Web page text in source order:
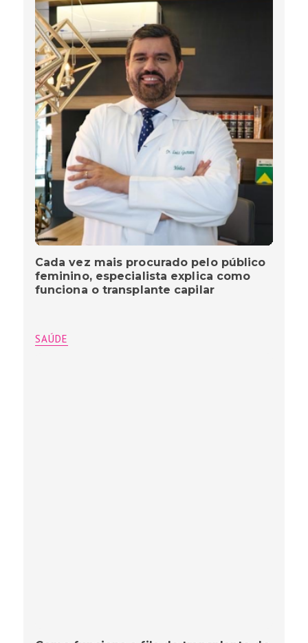
Cada vez mais procurado pelo público
feminino, especialista explica como
funciona o transplante capilar
SAÚDE